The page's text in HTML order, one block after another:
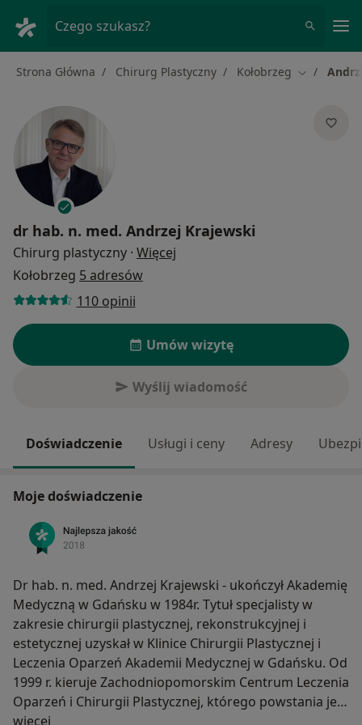
Czego szukasz?
Strona Główna Chirurg Plastyczny Kołobrzeg Zmień
dr hab. n. med. Andrzej Krajewski
Chirurg plastyczny · Więcej
Kołobrzeg 5 adresów
110 opinii
Umów wizytę
Wyślij wiadomość
Doświadczenie Usługi i ceny Adresy
Moje doświadczenie
Dr hab. n. med. Andrzej Krajewski - ukończył Akademię
Medyczną w Gdańsku w 1984r. Tytuł specjalisty w
zakresie chirurgii plastycznej, rekonstrukcyjnej i
estetycznej uzyskał w Klinice Chirurgii Plastycznej i
Leczenia Oparzeń Akademii Medycznej w Gdańsku. Od
1999 r. kieruje Zachodniopomorskim Centrum Leczenia
Oparzeń i Chirurgii Plastycznej, którego powstania jest
inicjatorem i ordynatorem.
więcej